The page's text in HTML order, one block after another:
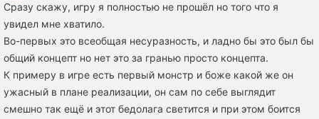
Сразу скажу, игру я полностью не прошёл но того что я
увидел мне хватило.
Во-первых это всеобщая несуразность, и ладно бы это был бы
общий концепт но нет это за гранью просто концепта.
К примеру в игре есть первый монстр и боже какой же он
ужасный в плане реализации, он сам по себе выглядит
смешно так ещё и этот бедолага светится и при этом боится